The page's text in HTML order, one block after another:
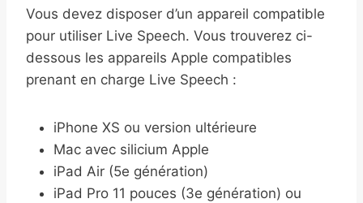
Vous devez disposer d’un appareil compatible
pour utiliser Live Speech. Vous trouverez ci-
dessous les appareils Apple compatibles
prenant en charge Live Speech :
iPhone XS ou version ultérieure
Mac avec silicium Apple
iPad Air (5e génération)
iPad Pro 11 pouces (3e génération) ou